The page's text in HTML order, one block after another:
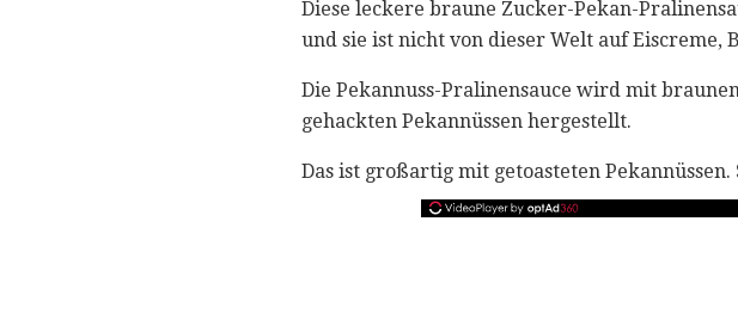
Diese leckere braune Zucker-Pekan-
und sie ist nicht von dieser Welt auf Eiscreme,
Die Pekannuss-Pralinensauce wird mit
gehackten Pekannüssen hergestellt.
Das ist großartig mit getoasteten